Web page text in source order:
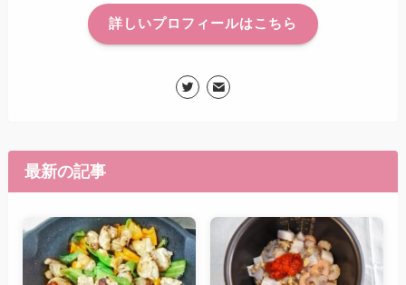
詳しいプロフィールはこちら
最新の記事